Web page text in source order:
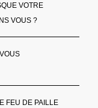
VOTRE
VOUS ?
FEU DE PAILLE